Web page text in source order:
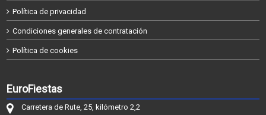
Política de privacidad
Condiciones generales de contratación
Política de cookies
EuroFiestas
Carretera de Rute, 25, kilómetro 2,2